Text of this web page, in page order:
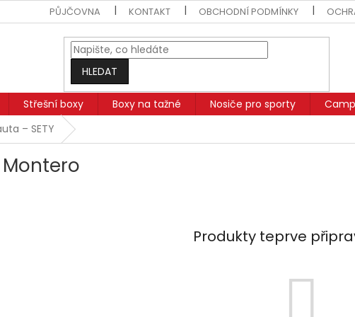
PŮJČOVNA KONTAKT OBCHODNÍ PODMÍNKY
HLEDAT
Střešní boxy Boxy na tažné Nosiče pro sporty
– SETY
Montero
Produkty teprve